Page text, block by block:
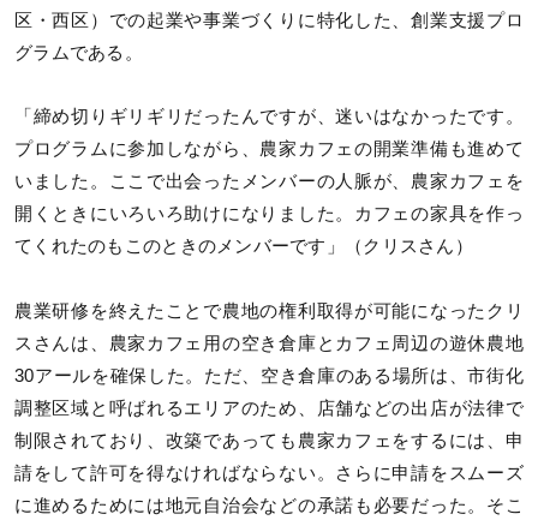
区・西区）での起業や事業づくりに特化した、創業支援プロ
グラムである。
「締め切りギリギリだったんですが、迷いはなかったです。
プログラムに参加しながら、農家カフェの開業準備も進めて
いました。ここで出会ったメンバーの人脈が、農家カフェを
開くときにいろいろ助けになりました。カフェの家具を作っ
てくれたのもこのときのメンバーです」（クリスさん）
農業研修を終えたことで農地の権利取得が可能になったクリ
スさんは、農家カフェ用の空き倉庫とカフェ周辺の遊休農地
30アールを確保した。ただ、空き倉庫のある場所は、市街化
調整区域と呼ばれるエリアのため、店舗などの出店が法律で
制限されており、改築であっても農家カフェをするには、申
請をして許可を得なければならない。さらに申請をスムーズ
に進めるためには地元自治会などの承諾も必要だった。そこ